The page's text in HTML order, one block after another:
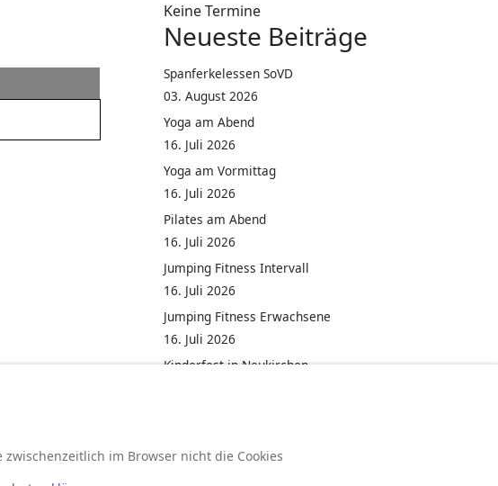
Keine Termine
Neueste Beiträge
Spanferkelessen SoVD
03. August 2026
Yoga am Abend
16. Juli 2026
Yoga am Vormittag
16. Juli 2026
Pilates am Abend
16. Juli 2026
Jumping Fitness Intervall
16. Juli 2026
Jumping Fitness Erwachsene
16. Juli 2026
Kinderfest in Neukirchen
im Browser nicht die Cookies